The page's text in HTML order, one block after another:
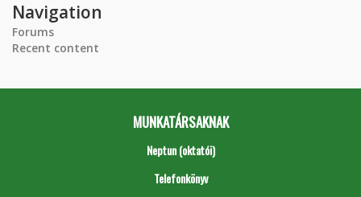
Navigation
Forums
Recent content
MUNKATÁRSAKNAK
Neptun (oktatói)
Telefonkönyv